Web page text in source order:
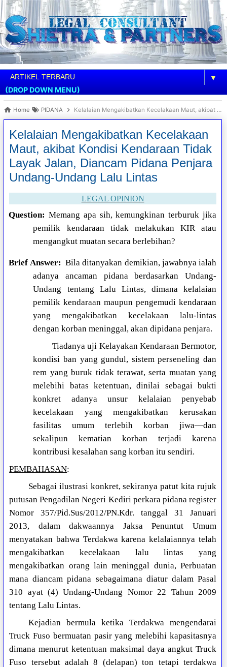
▼
(DROP DOWN MENU)
Home PIDANA Kelalaian Mengakibatkan Kecelakaan Maut, akibat Kondisi Kendaraan Tidak Layak Jalan, Diancam Pidana Penjara Undang-Undang Lalu Lintas
Kelalaian Mengakibatkan Kecelakaan
Maut, akibat Kondisi Kendaraan Tidak
Layak Jalan, Diancam Pidana Penjara
Undang-Undang Lalu Lintas
LEGAL OPINION
Question: Memang apa sih, kemungkinan terburuk jika
pemilik kendaraan tidak melakukan KIR atau
mengangkut muatan secara berlebihan?
Brief Answer: Bila ditanyakan demikian, jawabnya ialah
adanya ancaman pidana berdasarkan Undang-
Undang tentang Lalu Lintas, dimana kelalaian
pemilik kendaraan maupun pengemudi kendaraan
yang mengakibatkan kecelakaan lalu-lintas
dengan korban meninggal, akan dipidana penjara.
Tiadanya uji Kelayakan Kendaraan Bermotor,
kondisi ban yang gundul, sistem perseneling dan
rem yang buruk tidak terawat, serta muatan yang
melebihi batas ketentuan, dinilai sebagai bukti
konkret adanya unsur kelalaian penyebab
kecelakaan yang mengakibatkan kerusakan
fasilitas umum terlebih korban jiwa—dan
sekalipun kematian korban terjadi karena
kontribusi kesalahan sang korban itu sendiri.
PEMBAHASAN:
Sebagai ilustrasi konkret, sekiranya patut kita rujuk
putusan Pengadilan Negeri Kediri perkara pidana register
Nomor 357/Pid.Sus/2012/PN.Kdr. tanggal 31 Januari
2013, dalam dakwaannya Jaksa Penuntut Umum
menyatakan bahwa Terdakwa karena kelalaiannya telah
mengakibatkan kecelakaan lalu lintas yang
mengakibatkan orang lain meninggal dunia, Perbuatan
mana diancam pidana sebagaimana diatur dalam Pasal
310 ayat (4) Undang-Undang Nomor 22 Tahun 2009
tentang Lalu Lintas.
Kejadian bermula ketika Terdakwa mengendarai
Truck Fuso bermuatan pasir yang melebihi kapasitasnya
dimana menurut ketentuan maksimal daya angkut Truck
Fuso tersebut adalah 8 (delapan) ton tetapi terdakwa